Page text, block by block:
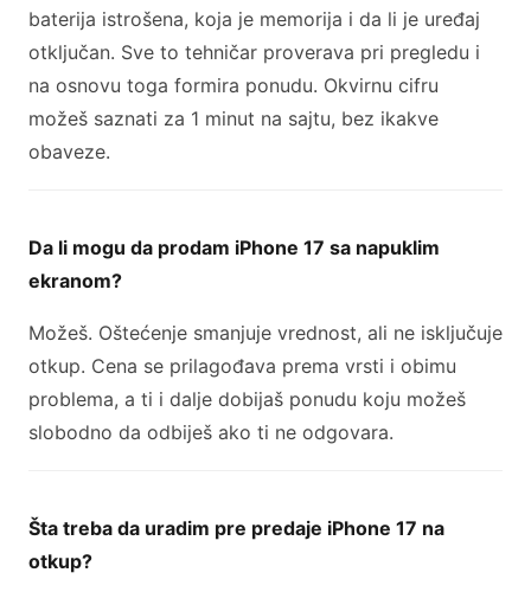
baterija istrošena, koja je memorija i da li je uređaj
otključan. Sve to tehničar proverava pri pregledu i
na osnovu toga formira ponudu. Okvirnu cifru
možeš saznati za 1 minut na sajtu, bez ikakve
obaveze.
Da li mogu da prodam iPhone 17 sa napuklim
ekranom?
Možeš. Oštećenje smanjuje vrednost, ali ne isključuje
otkup. Cena se prilagođava prema vrsti i obimu
problema, a ti i dalje dobijaš ponudu koju možeš
slobodno da odbiješ ako ti ne odgovara.
Šta treba da uradim pre predaje iPhone 17 na
otkup?